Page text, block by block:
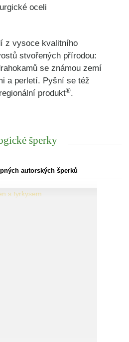
z vysoce kvalitního
stvořených přírodou:
se známou zemí
a perletí. Pyšní se též
produkt®.
šperky
autorských šperků